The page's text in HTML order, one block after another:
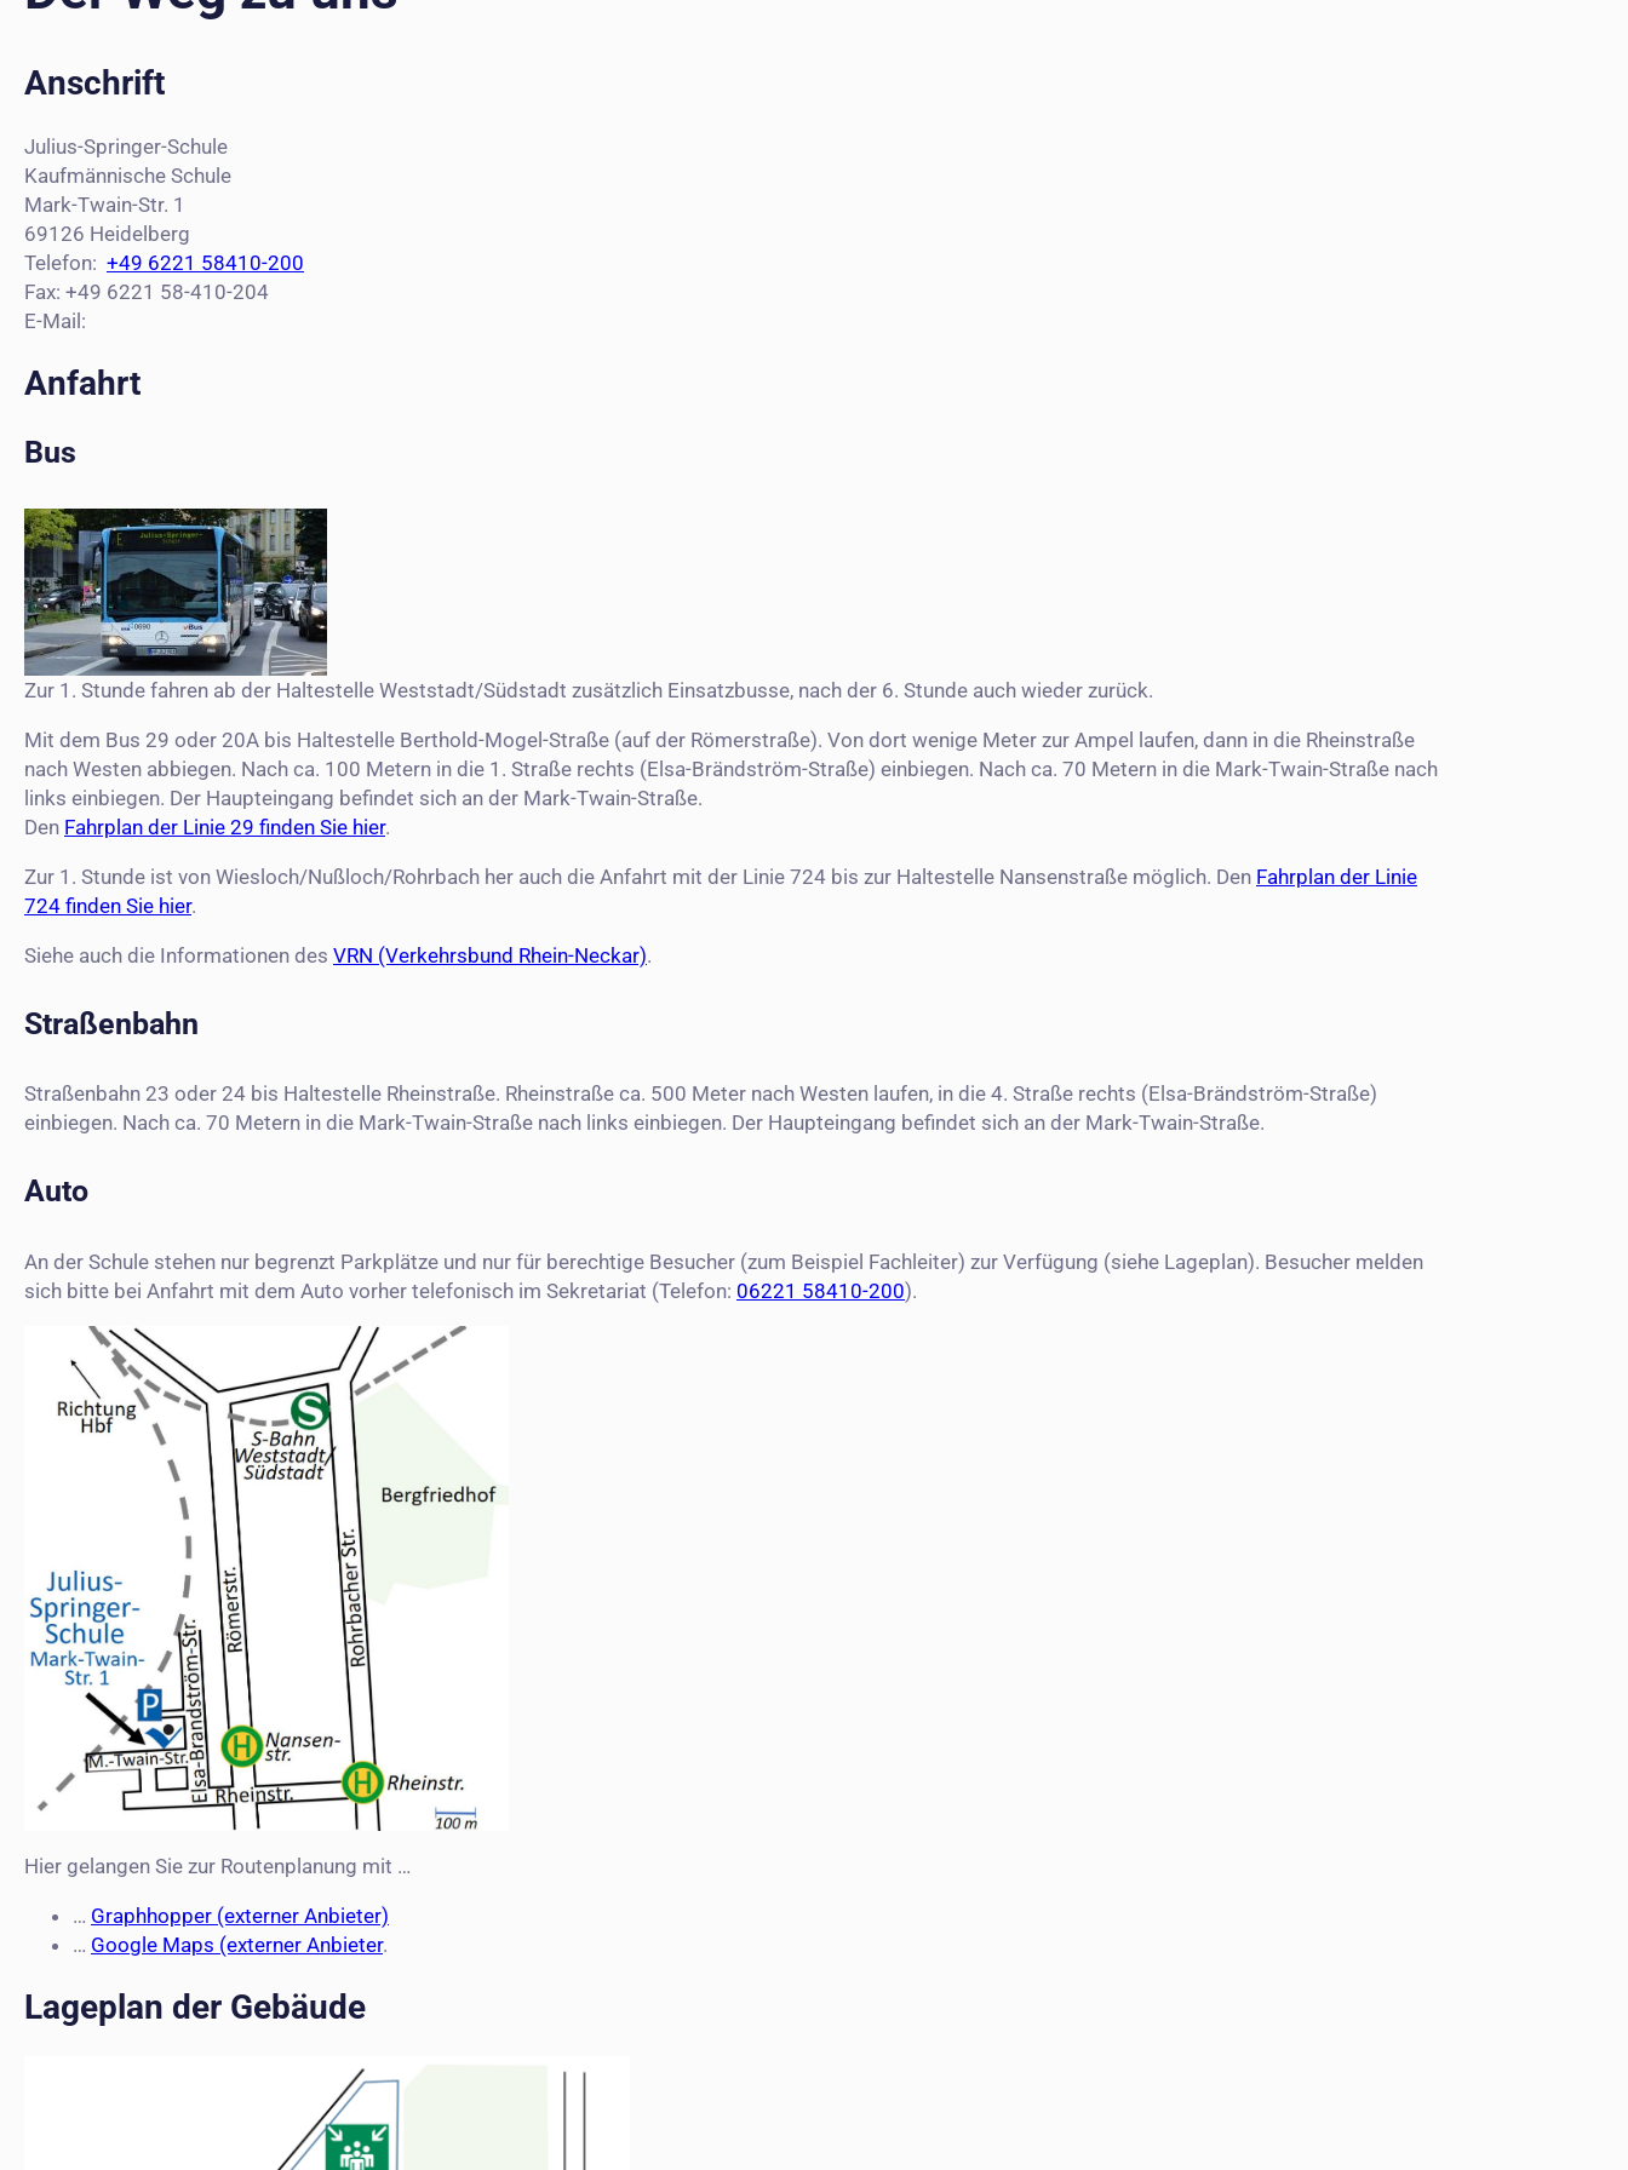
Anschrift
Julius-Springer-Schule
Kaufmännische Schule
Mark-Twain-Str. 1
69126 Heidelberg
Telefon: +49 6221 58410-200
Fax: +49 6221 58-410-204
E-Mail:
Anfahrt
Bus
Zur 1. Stunde fahren ab der Haltestelle Weststadt/Südstadt zusätzlich Einsatzbusse, nach der 6. Stunde auch wieder zurück.
Mit dem Bus 29 oder 20A bis Haltestelle Berthold-Mogel-Straße (auf der Römerstraße). Von dort wenige Meter zur Ampel laufen, dann in die Rheinstraße
nach Westen abbiegen. Nach ca. 100 Metern in die 1. Straße rechts (Elsa-Brändström-Straße) einbiegen. Nach ca. 70 Metern in die Mark-Twain-Straße nach
links einbiegen. Der Haupteingang befindet sich an der Mark-Twain-Straße.
Den Fahrplan der Linie 29 finden Sie hier.
Zur 1. Stunde ist von Wiesloch/Nußloch/Rohrbach her auch die Anfahrt mit der Linie 724 bis zur Haltestelle Nansenstraße möglich. Den Fahrplan der Linie
724 finden Sie hier.
Siehe auch die Informationen des VRN (Verkehrsbund Rhein-Neckar).
Straßenbahn
Straßenbahn 23 oder 24 bis Haltestelle Rheinstraße. Rheinstraße ca. 500 Meter nach Westen laufen, in die 4. Straße rechts (Elsa-Brändström-Straße)
einbiegen. Nach ca. 70 Metern in die Mark-Twain-Straße nach links einbiegen. Der Haupteingang befindet sich an der Mark-Twain-Straße.
Auto
An der Schule stehen nur begrenzt Parkplätze und nur für berechtige Besucher (zum Beispiel Fachleiter) zur Verfügung (siehe Lageplan). Besucher melden
sich bitte bei Anfahrt mit dem Auto vorher telefonisch im Sekretariat (Telefon: 06221 58410-200).
Hier gelangen Sie zur Routenplanung mit …
… Graphhopper (externer Anbieter)
… Google Maps (externer Anbieter.
Lageplan der Gebäude